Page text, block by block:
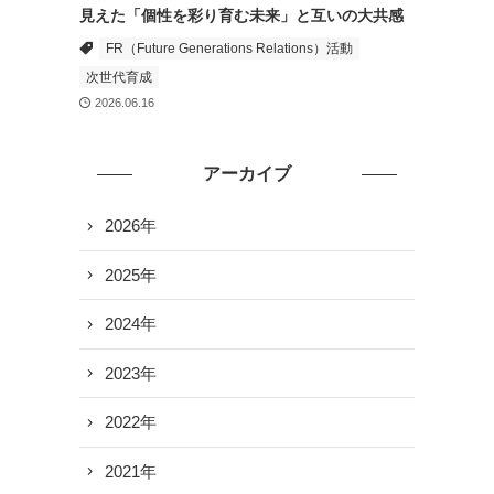
見えた「個性を彩り育む未来」と互いの大共感
FR（Future Generations Relations）活動
次世代育成
2026.06.16
アーカイブ
2026年
2025年
2024年
2023年
2022年
2021年